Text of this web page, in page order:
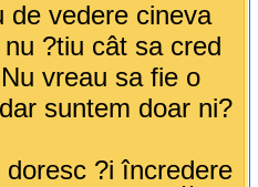
de vedere cineva
?tiu cât sa cred
vreau sa fie o
suntem doar ni?
?i încredere